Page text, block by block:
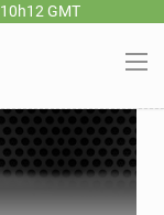
GMT